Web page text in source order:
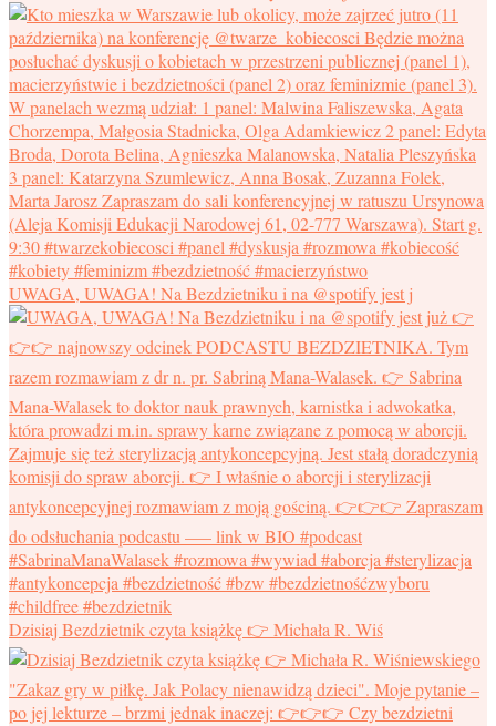
UWAGA, UWAGA! Na Bezdzietniku i na @spotify jest j
Dzisiaj Bezdzietnik czyta książkę 👉 Michała R. Wiś